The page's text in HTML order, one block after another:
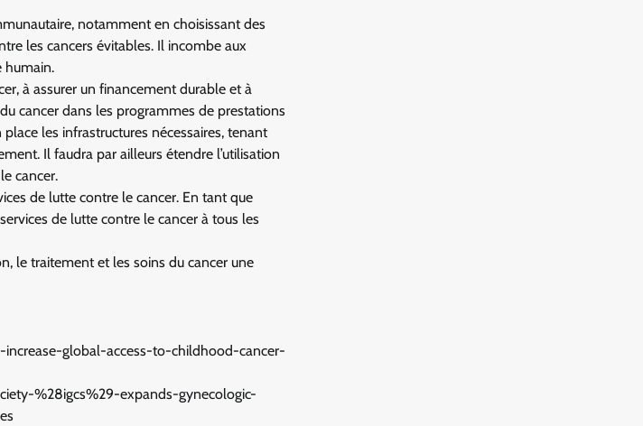
notamment en choisissant des
les cancers évitables. Il incombe aux
humain.
à assurer un financement durable et à
cancer dans les programmes de prestations
les infrastructures nécessaires, tenant
Il faudra par ailleurs étendre l’utilisation
cancer.
de lutte contre le cancer. En tant que
de lutte contre le cancer à tous les
le traitement et les soins du cancer une
global-access-to-childhood-cancer-
%28igcs%29-expands-gynecologic-